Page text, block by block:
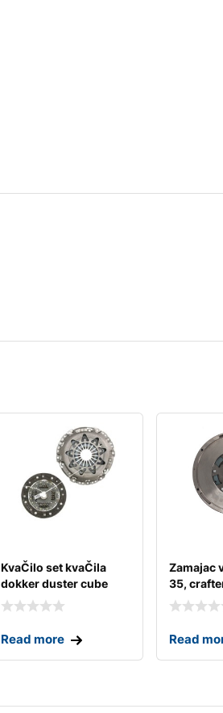
KvaČilo set kvaČila
dokker duster cube
juke micra
Read more
Zamajac
35,
07.11-
Read